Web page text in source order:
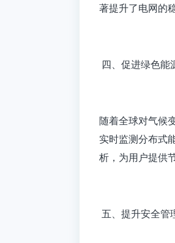
著提升了电网的
四、促进绿色能
随着全球对气候
实时监测分布式
析，为用户提供
五、提升安全管